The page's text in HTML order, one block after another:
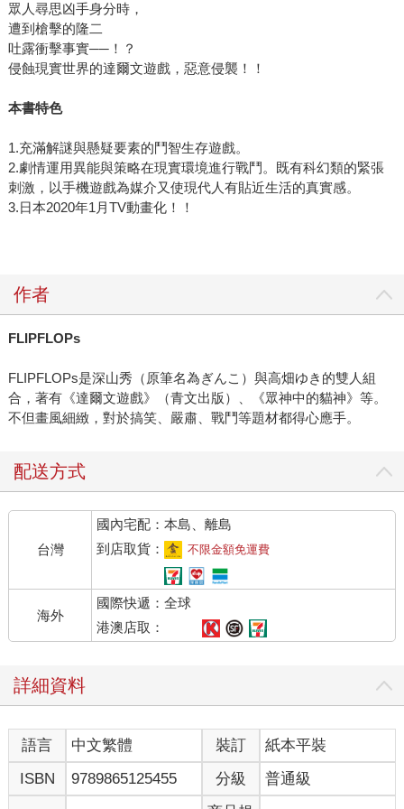
眾人尋思凶手身分時，
遭到槍擊的隆二
吐露衝擊事實──！？
侵蝕現實世界的達爾文遊戲，惡意侵襲！！
本書特色
1.充滿解謎與懸疑要素的鬥智生存遊戲。
2.劇情運用異能與策略在現實環境進行戰鬥。既有科幻類的緊張
刺激，以手機遊戲為媒介又使現代人有貼近生活的真實感。
3.日本2020年1月TV動畫化！！
作者
FLIPFLOPs
FLIPFLOPs是深山秀（原筆名為ぎんこ）與高畑ゆき的雙人組
合，著有《達爾文遊戲》（青文出版）、《眾神中的貓神》等。
不但畫風細緻，對於搞笑、嚴肅、戰鬥等題材都得心應手。
配送方式
台灣
國內宅配：本島、離島
到店取貨：
不限金額免運費
海外
國際快遞：全球
港澳店取：
詳細資料
語言 中文繁體 裝訂
紙本平裝
ISBN
9789865125455 分級
普通級